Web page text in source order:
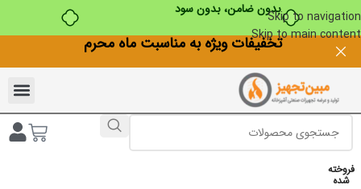
بدون ضامن، بدون سودSkip to navigation
Skip to main contentتخفیفات ویژه به مناسبت ماه محرم
فروخته
شده